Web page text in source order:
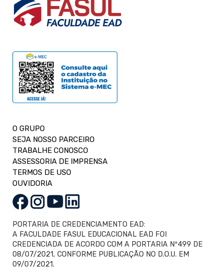
O GRUPO
SEJA NOSSO PARCEIRO
TRABALHE CONOSCO
ASSESSORIA DE IMPRENSA
TERMOS DE USO
OUVIDORIA
PORTARIA DE CREDENCIAMENTO EAD:
A FACULDADE FASUL EDUCACIONAL EAD FOI
CREDENCIADA DE ACORDO COM A PORTARIA Nº499 DE
08/07/2021, CONFORME PUBLICAÇÃO NO D.O.U. EM
09/07/2021.